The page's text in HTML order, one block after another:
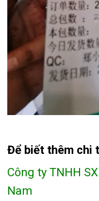
Để biết thêm chi
Công ty TNHH
Nam